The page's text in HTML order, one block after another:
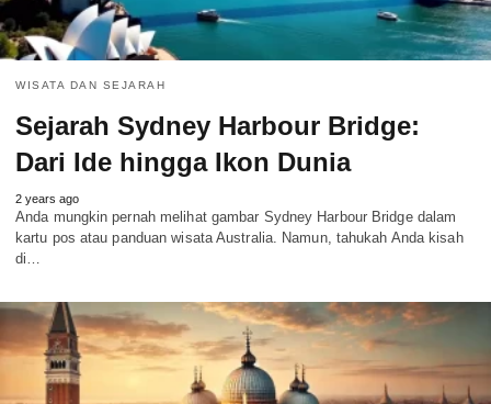
WISATA DAN SEJARAH
Sejarah Sydney Harbour Bridge:
Dari Ide hingga Ikon Dunia
2 years ago
Anda mungkin pernah melihat gambar Sydney Harbour Bridge dalam
kartu pos atau panduan wisata Australia. Namun, tahukah Anda kisah
di…